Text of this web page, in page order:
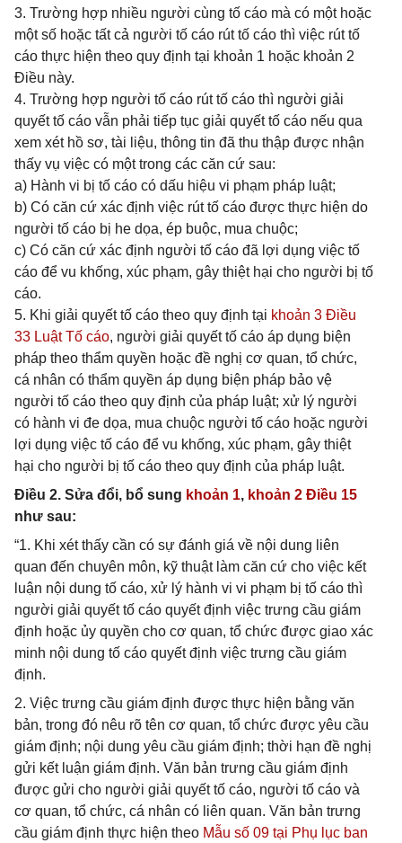
3. Trường hợp nhiều người cùng tố cáo mà có một hoặc
một số hoặc tất cả người tố cáo rút tố cáo thì việc rút tố
cáo thực hiện theo quy định tại khoản 1 hoặc khoản 2
Điều này.
4. Trường hợp người tố cáo rút tố cáo thì người giải
quyết tố cáo vẫn phải tiếp tục giải quyết tố cáo nếu qua
xem xét hồ sơ, tài liệu, thông tin đã thu thập được nhận
thấy vụ việc có một trong các căn cứ sau:
a) Hành vi bị tố cáo có dấu hiệu vi phạm pháp luật;
b) Có căn cứ xác định việc rút tố cáo được thực hiện do
người tố cáo bị he dọa, ép buộc, mua chuộc;
c) Có căn cứ xác định người tố cáo đã lợi dụng việc tố
cáo để vu khống, xúc phạm, gây thiệt hại cho người bị tố
cáo.
5. Khi giải quyết tố cáo theo quy định tại khoản 3 Điều
33 Luật Tố cáo, người giải quyết tố cáo áp dụng biện
pháp theo thẩm quyền hoặc đề nghị cơ quan, tổ chức,
cá nhân có thẩm quyền áp dụng biện pháp bảo vệ
người tố cáo theo quy định của pháp luật; xử lý người
có hành vi đe dọa, mua chuộc người tố cáo hoặc người
lợi dụng việc tố cáo để vu khống, xúc phạm, gây thiệt
hại cho người bị tố cáo theo quy định của pháp luật.
Điều 2. Sửa đổi, bổ sung khoản 1, khoản 2 Điều 15
như sau:
“1. Khi xét thấy cần có sự đánh giá về nội dung liên
quan đến chuyên môn, kỹ thuật làm căn cứ cho việc kết
luận nội dung tố cáo, xử lý hành vi vi phạm bị tố cáo thì
người giải quyết tố cáo quyết định việc trưng cầu giám
định hoặc ủy quyền cho cơ quan, tổ chức được giao xác
minh nội dung tố cáo quyết định việc trưng cầu giám
định.
2. Việc trưng cầu giám định được thực hiện bằng văn
bản, trong đó nêu rõ tên cơ quan, tổ chức được yêu cầu
giám định; nội dung yêu cầu giám định; thời hạn đề nghị
gửi kết luận giám định. Văn bản trưng cầu giám định
được gửi cho người giải quyết tố cáo, người tố cáo và
cơ quan, tổ chức, cá nhân có liên quan. Văn bản trưng
cầu giám định thực hiện theo Mẫu số 09 tại Phụ lục ban